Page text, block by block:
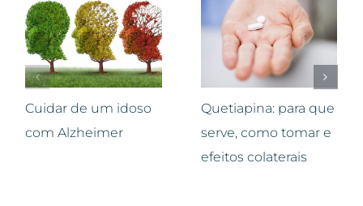
Cuidar de um idoso
com Alzheimer
Quetiapina: para que
serve, como tomar e
efeitos colaterais